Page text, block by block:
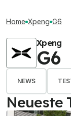
Home Xpeng G6
Xpeng
G6
NEWS
Neueste